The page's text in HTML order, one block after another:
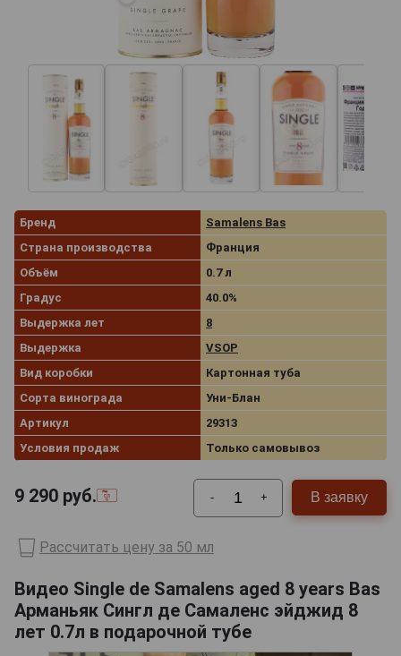
Бренд
Samalens Bas
Страна производства
Франция
Объём
0.7 л
Градус
40.0%
Выдержка лет
8
Выдержка
VSOP
Вид коробки
Картонная туба
Сорта винограда
Уни-Блан
Артикул
29313
Условия продаж
Только самовывоз
9 290 руб. - + В заявку
Рассчитать цену за 50 мл
Видео Single de Samalens aged 8 years Bas
Арманьяк Сингл де Самаленс эйджид 8
лет 0.7л в подарочной тубе